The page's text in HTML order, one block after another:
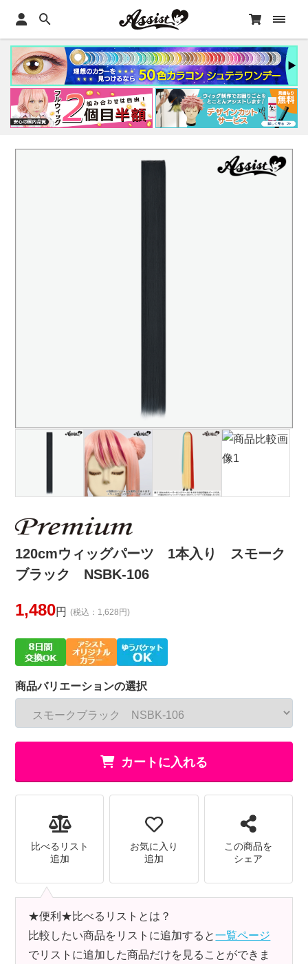
120cmウィッグパーツ 1本入り スモーク
ブラック NSBK-106
1,480円 (税込：1,628円)
商品バリエーションの選択
カートに入れる
比べるリスト
追加
お気に入り
追加
この商品を
シェア
★便利★比べるリストとは？
比較したい商品をリストに追加すると一覧ページ
でリストに追加した商品だけを見ることができま